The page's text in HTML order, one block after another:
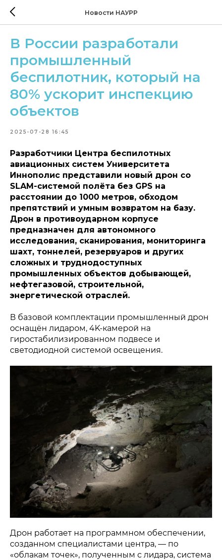
Новости НАУРР
В России разработали
промышленный
беспилотник, который на
80% ускорит инспекцию
объектов
2025-07-28 16:45
Разработчики Центра беспилотных
авиационных систем Университета
Иннополис представили новый дрон со
SLAM-системой полёта без GPS на
расстоянии до 1000 метров, обходом
препятствий и умным возвратом на базу.
Дрон в противоударном корпусе
предназначен для автономного
исследования, сканирования, мониторинга
шахт, тоннелей, резервуаров и других
сложных и труднодоступных
промышленных объектов добывающей,
нефтегазовой, строительной,
энергетической отраслей.
В базовой комплектации промышленный дрон
оснащён лидаром, 4K-камерой на
гиростабилизированном подвесе и
светодиодной системой освещения.
Дрон работает на программном обеспечении,
созданном специалистами центра, — по
«облакам точек», полученным с лидара, система